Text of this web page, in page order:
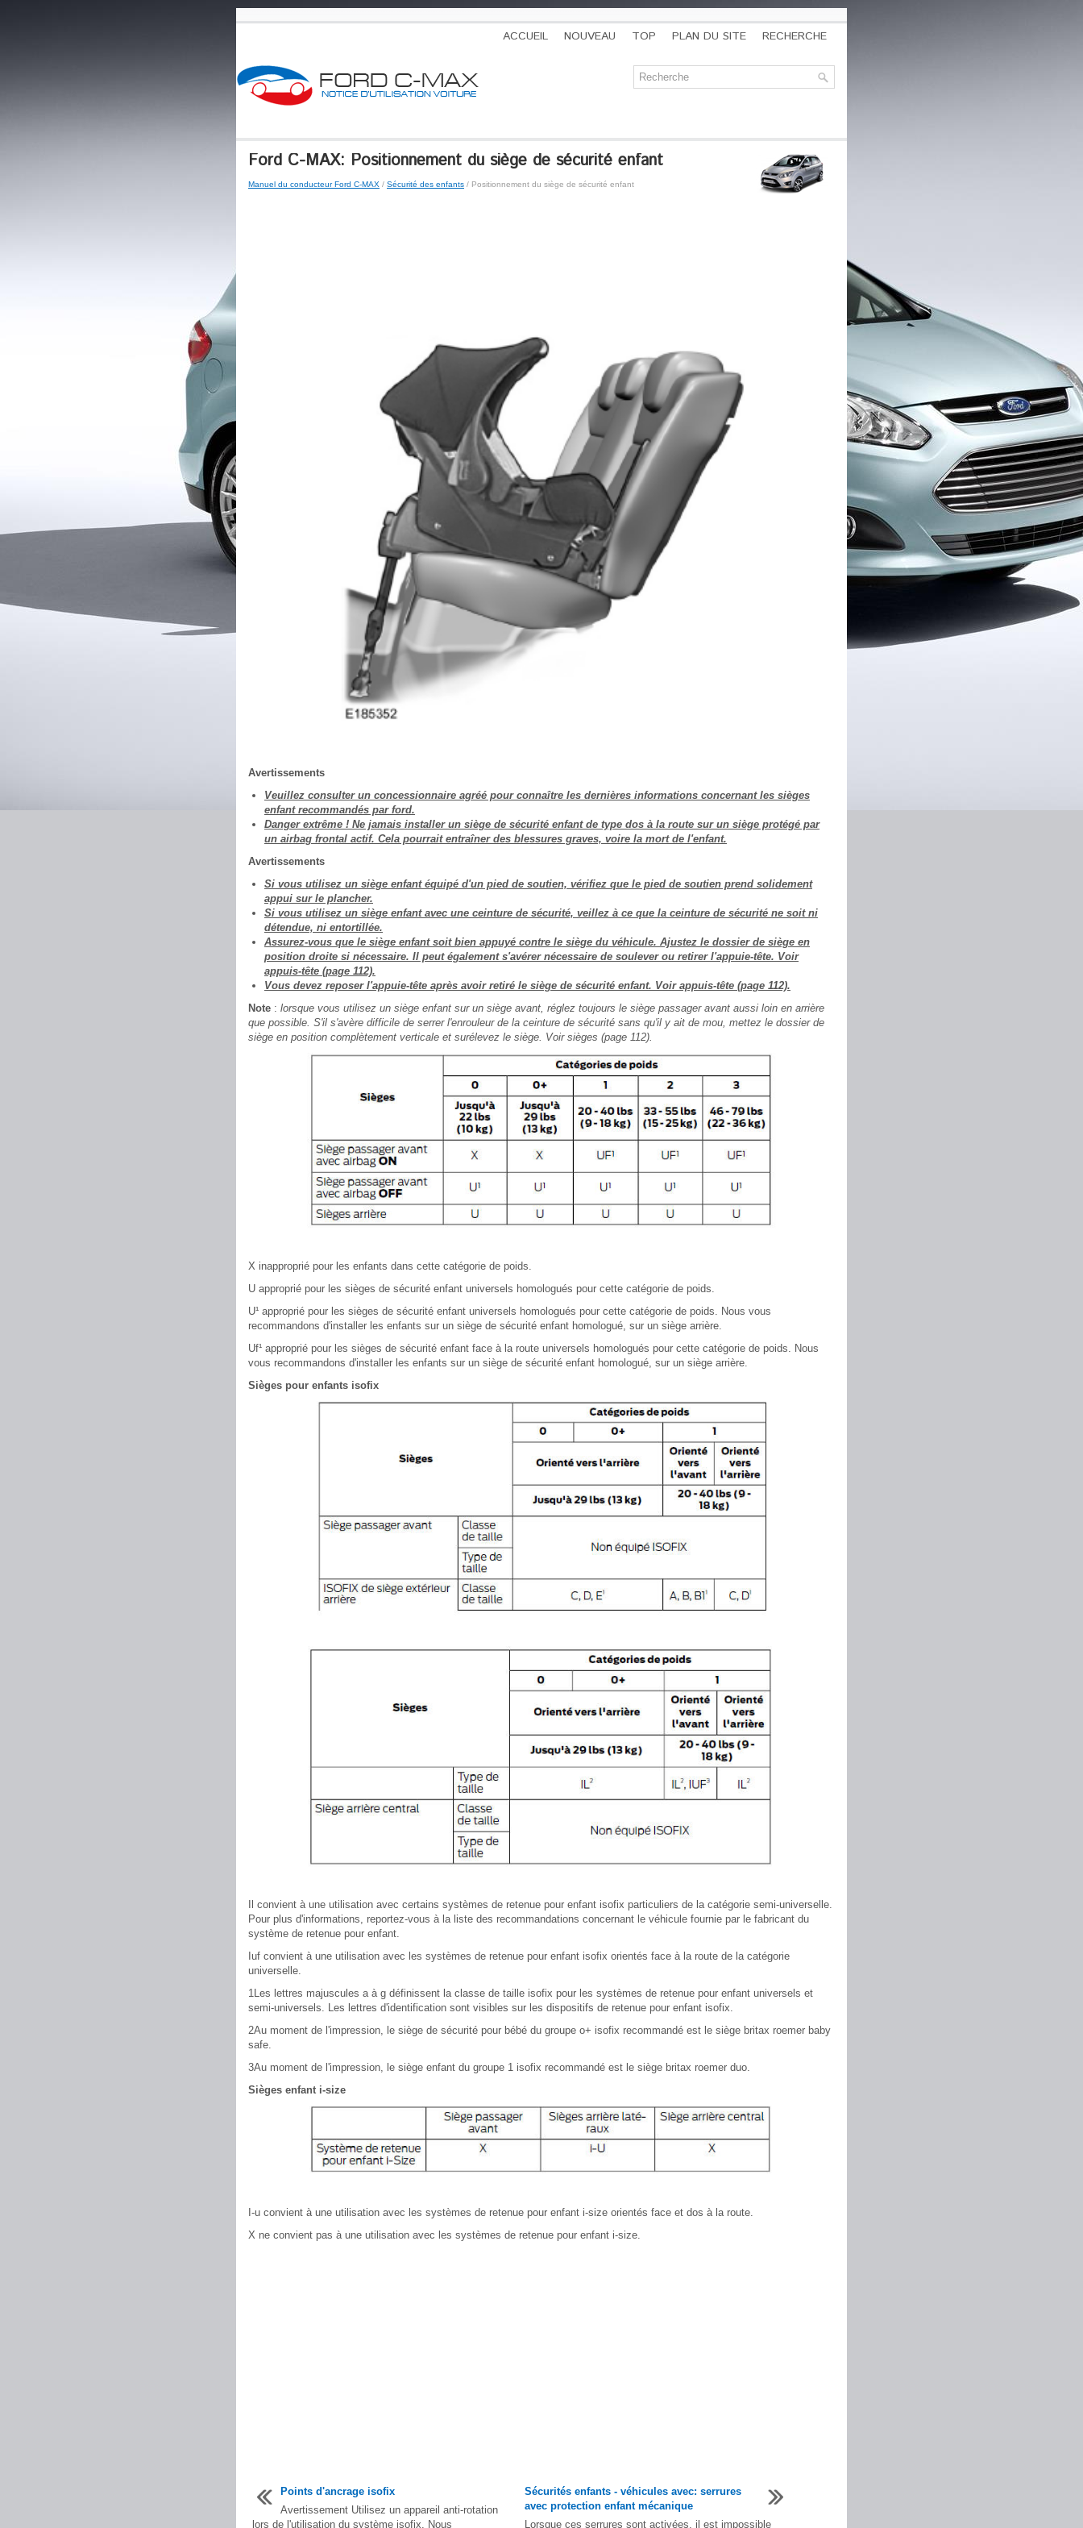
ACCUEIL NOUVEAU TOP PLAN DU SITE RECHERCHE
Ford C-MAX: Positionnement du siège de sécurité enfant
Manuel du conducteur Ford C-MAX / Sécurité des enfants / Positionnement du siège de sécurité enfant
Avertissements
Veuillez consulter un concessionnaire agréé pour connaître les dernières informations concernant les sièges
enfant recommandés par ford.
Danger extrême ! Ne jamais installer un siège de sécurité enfant de type dos à la route sur un siège protégé par
un airbag frontal actif. Cela pourrait entraîner des blessures graves, voire la mort de l'enfant.
Avertissements
Si vous utilisez un siège enfant équipé d'un pied de soutien, vérifiez que le pied de soutien prend solidement
appui sur le plancher.
Si vous utilisez un siège enfant avec une ceinture de sécurité, veillez à ce que la ceinture de sécurité ne soit ni
détendue, ni entortillée.
Assurez-vous que le siège enfant soit bien appuyé contre le siège du véhicule. Ajustez le dossier de siège en
position droite si nécessaire. Il peut également s'avérer nécessaire de soulever ou retirer l'appuie-tête. Voir
appuis-tête (page 112).
Vous devez reposer l'appuie-tête après avoir retiré le siège de sécurité enfant. Voir appuis-tête (page 112).
Note : lorsque vous utilisez un siège enfant sur un siège avant, réglez toujours le siège passager avant aussi loin en arrière
que possible. S'il s'avère difficile de serrer l'enrouleur de la ceinture de sécurité sans qu'il y ait de mou, mettez le dossier de
siège en position complètement verticale et surélevez le siège. Voir sièges (page 112).
X inapproprié pour les enfants dans cette catégorie de poids.
U approprié pour les sièges de sécurité enfant universels homologués pour cette catégorie de poids.
U¹ approprié pour les sièges de sécurité enfant universels homologués pour cette catégorie de poids. Nous vous
recommandons d'installer les enfants sur un siège de sécurité enfant homologué, sur un siège arrière.
Uf¹ approprié pour les sièges de sécurité enfant face à la route universels homologués pour cette catégorie de poids. Nous
vous recommandons d'installer les enfants sur un siège de sécurité enfant homologué, sur un siège arrière.
Sièges pour enfants isofix
Il convient à une utilisation avec certains systèmes de retenue pour enfant isofix particuliers de la catégorie semi-universelle.
Pour plus d'informations, reportez-vous à la liste des recommandations concernant le véhicule fournie par le fabricant du
système de retenue pour enfant.
Iuf convient à une utilisation avec les systèmes de retenue pour enfant isofix orientés face à la route de la catégorie
universelle.
1Les lettres majuscules a à g définissent la classe de taille isofix pour les systèmes de retenue pour enfant universels et
semi-universels. Les lettres d'identification sont visibles sur les dispositifs de retenue pour enfant isofix.
2Au moment de l'impression, le siège de sécurité pour bébé du groupe o+ isofix recommandé est le siège britax roemer baby
safe.
3Au moment de l'impression, le siège enfant du groupe 1 isofix recommandé est le siège britax roemer duo.
Sièges enfant i-size
I-u convient à une utilisation avec les systèmes de retenue pour enfant i-size orientés face et dos à la route.
X ne convient pas à une utilisation avec les systèmes de retenue pour enfant i-size.
Points d'ancrage isofix
Avertissement Utilisez un appareil anti-rotation
lors de l'utilisation du système isofix. Nous
Sécurités enfants - véhicules avec: serrures
avec protection enfant mécanique
Lorsque ces serrures sont activées, il est impossible